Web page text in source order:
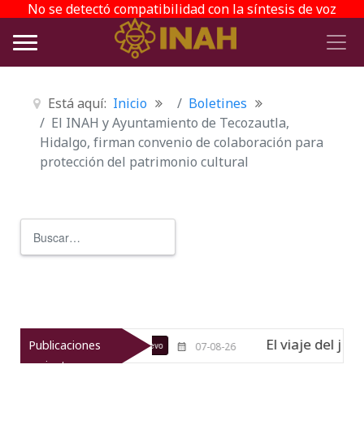
No se detectó compatibilidad con la síntesis de voz
Está aquí: Inicio
Boletines
El INAH y Ayuntamiento de Tecozautla,
Hidalgo, firman convenio de colaboración para
protección del patrimonio cultural
Publicaciones
recientes
Nuevo 07-08-26 El viaje del jíkuri: